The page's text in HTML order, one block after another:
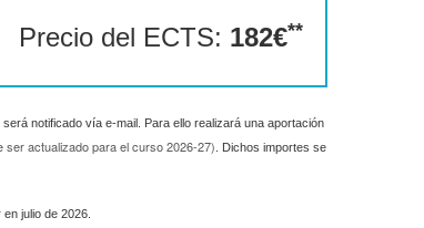
Precio del ECTS: 182€**
notificado vía e-mail. Para ello realizará una aportación
actualizado para el curso 2026-27) . Dichos importes se
julio de 2026.